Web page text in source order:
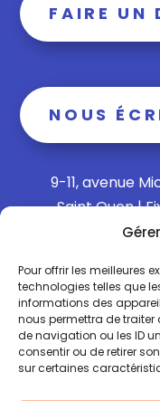
Pour offrir les meilleures
technologies telles que
informations des
nous permettra de
de navigation ou les ID
consentir ou de retirer
sur certaines
FAIRE UN
NOUS
9-11, avenue
Saint Ouen |
Mobile: